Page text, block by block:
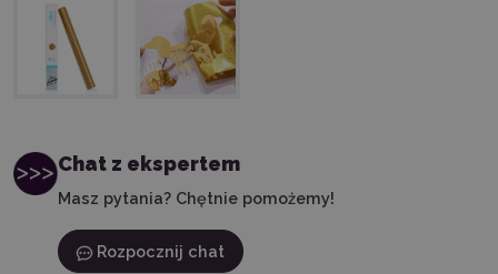
Chat z ekspertem
Masz pytania? Chętnie pomożemy!
Rozpocznij chat